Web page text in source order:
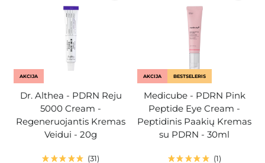
AKCIJA
Dr. Althea - PDRN Reju
5000 Cream -
Regeneruojantis Kremas
Veidui - 20g
31
AKCIJA BESTSELERIS
Medicube - PDRN Pink
Peptide Eye Cream -
Peptidinis Paakių Kremas
su PDRN - 30ml
1